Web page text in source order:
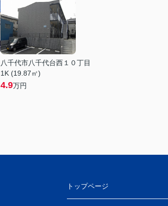
八千代市八千代台西１０丁目
1K (19.87㎡)
4.9万円
トップページ